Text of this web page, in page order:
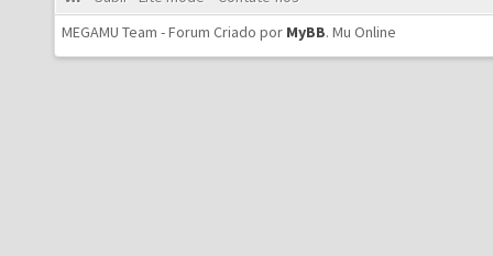
MEGAMU Team - Forum Criado por MyBB. Mu Online